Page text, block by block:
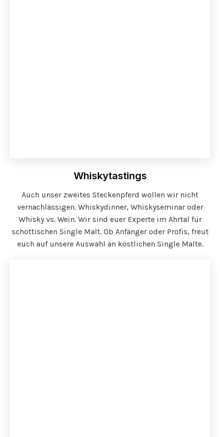
Whiskytastings
Auch unser zweites Steckenpferd wollen wir nicht
vernachlässigen. Whiskydinner, Whiskyseminar oder
Whisky vs. Wein. Wir sind euer Experte im Ahrtal für
schottischen Single Malt. Ob Anfänger oder Profis, freut
euch auf unsere Auswahl an köstlichen Single Malte.